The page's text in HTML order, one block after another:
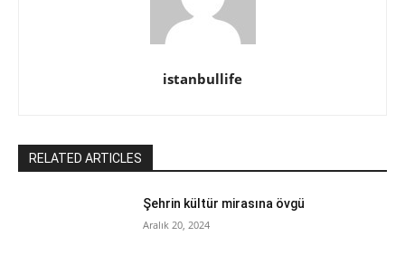
istanbullife
RELATED ARTICLES
Şehrin kültür mirasına övgü
Aralık 20, 2024